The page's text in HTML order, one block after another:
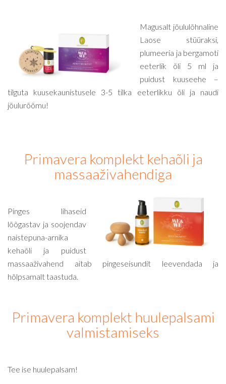
Magusalt jõululõhnaline
Laose stüüraksi,
plumeeria ja bergamoti
eeterlik õli 5 ml ja
puidust kuuseehe –
tilguta kuusekaunistusele 3-5 tilka eeterlikku õli ja naudi
jõulurõõmu!
Primavera komplekt kehaõli ja
massaaživahendiga
Pinges lihaseid
lõõgastav ja soojendav
naistepuna-arnika
kehaõli ja puidust
massaaživahend aitab pingeseisundit leevendada ja
hõlpsamalt taastuda.
Primavera komplekt huulepalsami
valmistamiseks
Tee ise huulepalsam!